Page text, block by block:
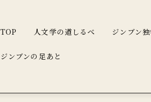
TOP 人文学の道しるべ ジンブン
ジンブンの足あと